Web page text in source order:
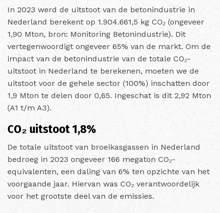
In 2023 werd de uitstoot van de betonindustrie in
Nederland berekent op 1.904.661,5 kg CO₂ (ongeveer
1,90 Mton, bron: Monitoring Betonindustrie). Dit
vertegenwoordigt ongeveer 65% van de markt. Om de
impact van de betonindustrie van de totale CO₂-
uitstoot in Nederland te berekenen, moeten we de
uitstoot voor de gehele sector (100%) inschatten door
1,9 Mton te delen door 0,65. Ingeschat is dit 2,92 Mton
(A1 t/m A3).
CO₂ uitstoot 1,8%
De totale uitstoot van broeikasgassen in Nederland
bedroeg in 2023 ongeveer 166 megaton CO₂-
equivalenten, een daling van 6% ten opzichte van het
voorgaande jaar. Hiervan was CO₂ verantwoordelijk
voor het grootste deel van de emissies.